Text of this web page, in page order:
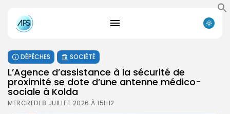
DÉPÊCHES SOCIÉTÉ
L’Agence d’assistance à la sécurité de
proximité se dote d’une antenne médico-
sociale à Kolda
MERCREDI 8 JUILLET 2026 À 15H12